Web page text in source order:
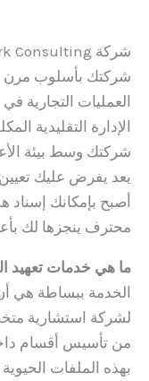
شركتك بأسلوب مرن
العمليات التجارية
الإدارة التقليدية
شركتك وسط بيئة
يعد يفرض عليك
أصبح بإمكانك إسناد
محترف ينجزها لك
ما هي خدمات تعهيد
الخدمة ببساطة هي أن
لشركة استشارية
من تأسيس أقسام
بهذه الملفات